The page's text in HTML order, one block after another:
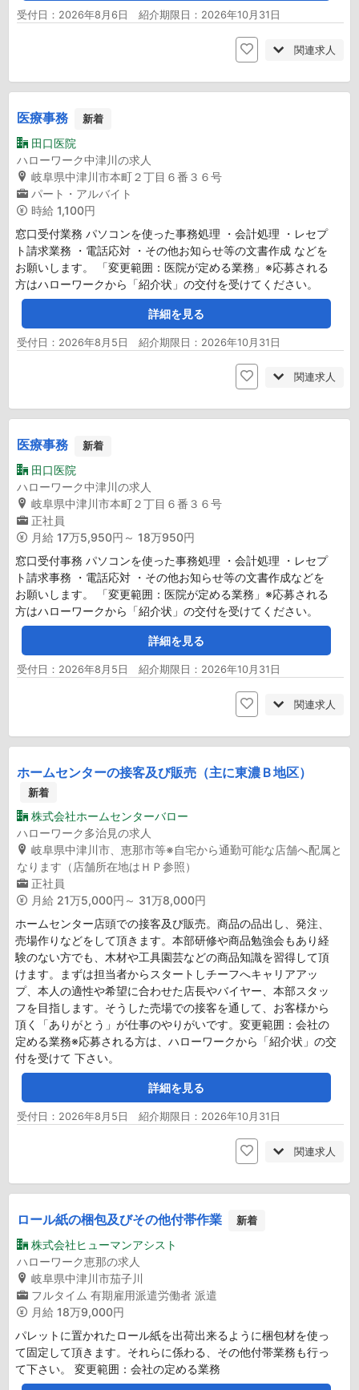
受付日：2026年8月6日 紹介期限日：2026年10月31日
関連求人
医療事務 新着
田口医院
ハローワーク中津川の求人
岐阜県中津川市本町２丁目６番３６号
パート・アルバイト
時給 1,100円
窓口受付業務 パソコンを使った事務処理 ・会計処理 ・レセプ
ト請求業務 ・電話応対 ・その他お知らせ等の文書作成 などを
お願いします。 「変更範囲：医院が定める業務」※応募される
方はハローワークから「紹介状」の交付を受けてください。
詳細を見る
受付日：2026年8月5日 紹介期限日：2026年10月31日
関連求人
医療事務 新着
田口医院
ハローワーク中津川の求人
岐阜県中津川市本町２丁目６番３６号
正社員
月給 17万5,950円～ 18万950円
窓口受付事務 パソコンを使った事務処理 ・会計処理 ・レセプ
ト請求事務 ・電話応対 ・その他お知らせ等の文書作成などを
お願いします。 「変更範囲：医院が定める業務」※応募される
方はハローワークから「紹介状」の交付を受けてください。
詳細を見る
受付日：2026年8月5日 紹介期限日：2026年10月31日
関連求人
ホームセンターの接客及び販売（主に東濃Ｂ地区）
新着
株式会社ホームセンターバロー
ハローワーク多治見の求人
岐阜県中津川市、恵那市等※自宅から通勤可能な店舗へ配属と
なります（店舗所在地はＨＰ参照）
正社員
月給 21万5,000円～ 31万8,000円
ホームセンター店頭での接客及び販売。商品の品出し、発注、
売場作りなどをして頂きます。本部研修や商品勉強会もあり経
験のない方でも、木材や工具園芸などの商品知識を習得して頂
けます。まずは担当者からスタートしチーフへキャリアアッ
プ、本人の適性や希望に合わせた店長やバイヤー、本部スタッ
フを目指します。そうした売場での接客を通して、お客様から
頂く「ありがとう」が仕事のやりがいです。変更範囲：会社の
定める業務※応募される方は、ハローワークから「紹介状」の交
付を受けて 下さい。
詳細を見る
受付日：2026年8月5日 紹介期限日：2026年10月31日
関連求人
ロール紙の梱包及びその他付帯作業 新着
株式会社ヒューマンアシスト
ハローワーク恵那の求人
岐阜県中津川市茄子川
フルタイム 有期雇用派遣労働者 派遣
月給 18万9,000円
パレットに置かれたロール紙を出荷出来るように梱包材を使っ
て固定して頂きます。それらに係わる、その他付帯業務も行っ
て下さい。 変更範囲：会社の定める業務